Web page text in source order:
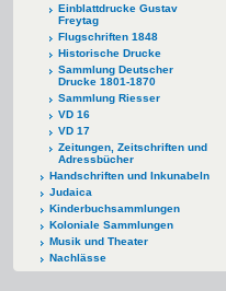
Einblattdrucke Gustav
Freytag
Flugschriften 1848
Historische Drucke
Sammlung Deutscher
Drucke 1801-1870
Sammlung Riesser
VD 16
VD 17
Zeitungen, Zeitschriften und
Adressbücher
Handschriften und Inkunabeln
Judaica
Kinderbuchsammlungen
Koloniale Sammlungen
Musik und Theater
Nachlässe